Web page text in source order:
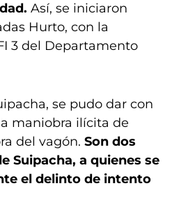
Así, se iniciaron
Hurto, con la
3 del Departamento
se pudo dar con
maniobra ilícita de
del vagón. Son dos
Suipacha, a quienes se
el delinto de intento